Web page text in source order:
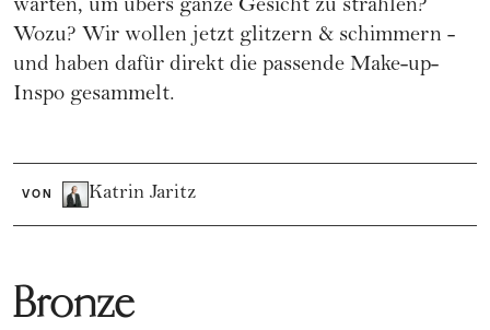
warten, um übers ganze Gesicht zu strahlen?
Wozu? Wir wollen jetzt glitzern & schimmern -
und haben dafür direkt die passende Make-up-
Inspo gesammelt.
VON Katrin Jaritz
Bronze